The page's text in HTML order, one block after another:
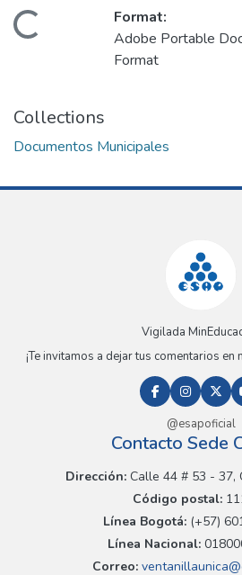
Loading...
Format:
Adobe Portable
Format
Collections
Documentos Municipales
Vigilada
¡Te invitamos a dejar tus comentarios
@esapoficial
Contacto Sede
Dirección:Calle 44 # 53 - 37,
Código postal:
Línea Bogotá:(+57)
Línea Nacional:
Correo: